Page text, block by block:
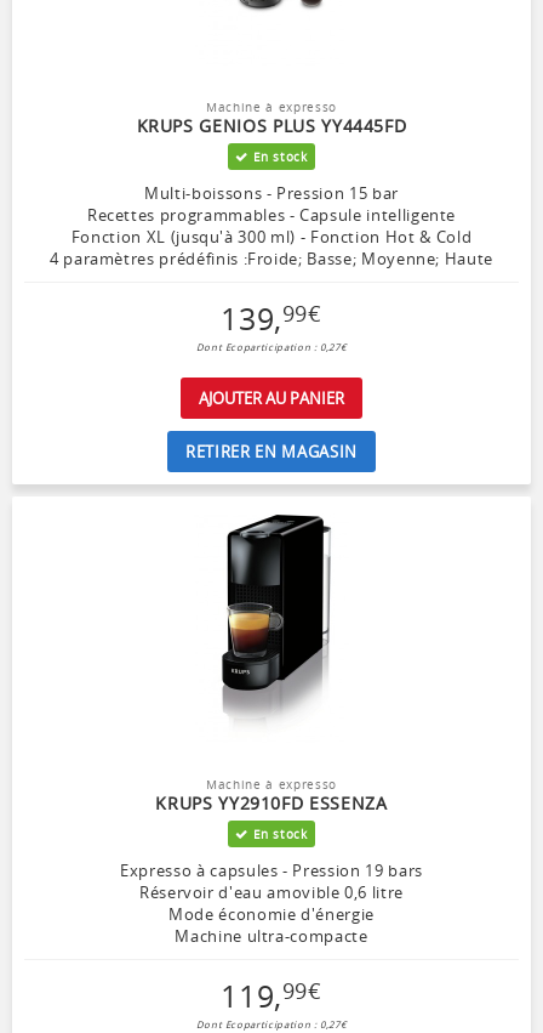
Machine à expresso
KRUPS GENIOS PLUS YY4445FD
En stock
Multi-boissons - Pression 15 bar
Recettes programmables - Capsule intelligente
Fonction XL (jusqu'à 300 ml) - Fonction Hot & Cold
4 paramètres prédéfinis :Froide; Basse; Moyenne; Haute
139,99€
Dont Ecoparticipation : 0,27€
AJOUTER AU PANIER
RETIRER EN MAGASIN
Machine à expresso
KRUPS YY2910FD ESSENZA
En stock
Expresso à capsules - Pression 19 bars
Réservoir d'eau amovible 0,6 litre
Mode économie d'énergie
Machine ultra-compacte
119,99€
Dont Ecoparticipation : 0,27€